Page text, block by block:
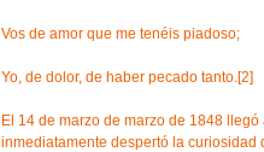
Vos de amor que me tenéis piadoso;
Yo, de dolor, de haber pecado tanto.[2]
El 14 de marzo de marzo de 1848
inmediatamente despertó la curiosidad